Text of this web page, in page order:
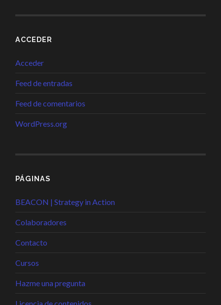
ACCEDER
Acceder
Feed de entradas
Feed de comentarios
WordPress.org
PÁGINAS
BEACON | Strategy in Action
Colaboradores
Contacto
Cursos
Hazme una pregunta
Licencia de contenidos